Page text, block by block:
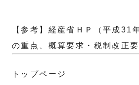
【参考】経産省ＨＰ（平成31
の重点、概算要求・税制改正要
トップページ